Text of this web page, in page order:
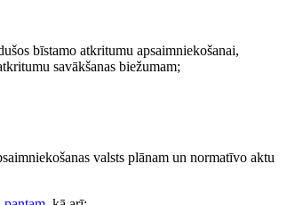
bīstamo atkritumu apsaimniekošanai,
savākšanas biežumam;
valsts plānam un normatīvo aktu